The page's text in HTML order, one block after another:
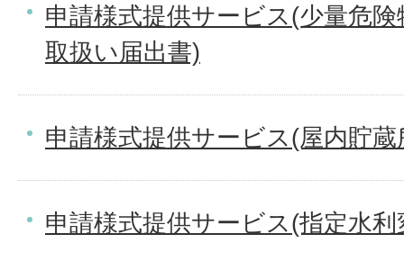
申請様式提供サービス(少量危
取扱い届出書)
申請様式提供サービス(屋内貯
申請様式提供サービス(指定水